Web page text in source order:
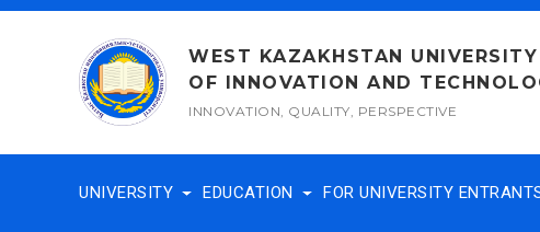
Skip
WEST KAZAKHSTAN UNIVERSITY
OF INNOVATION AND
INNOVATION, QUALITY, PERSPECTIVE
UNIVERSITY EDUCATION FOR UNIVERSITY